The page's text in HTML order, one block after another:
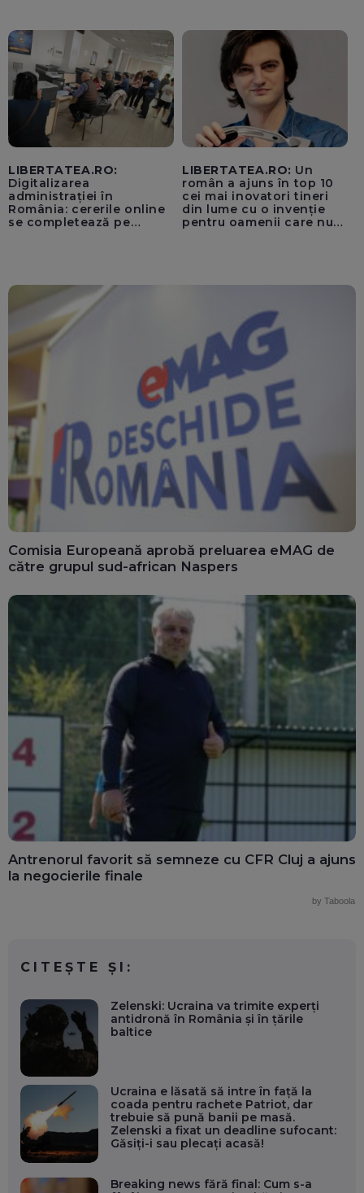
pentru instaurarea
„cenzurii” pe platforma X
LIBERTATEA.RO:
Digitalizarea
administrației în
România: cererile online
se completează pe
LIBERTATEA.RO: Un
român a ajuns în top 10
cei mai inovatori tineri
din lume cu o invenție
pentru oamenii care nu
Comisia Europeană aprobă preluarea eMAG de
către grupul sud-african Naspers
Antrenorul favorit să semneze cu CFR Cluj a ajuns
la negocierile finale
by Taboola
CITEȘTE ȘI:
Zelenski: Ucraina va trimite experți
antidronă în România și în țările
baltice
Ucraina e lăsată să intre în față la
coada pentru rachete Patriot, dar
trebuie să pună banii pe masă.
Zelenski a fixat un deadline sufocant:
Găsiți-i sau plecați acasă!
Breaking news fără final: Cum s-a